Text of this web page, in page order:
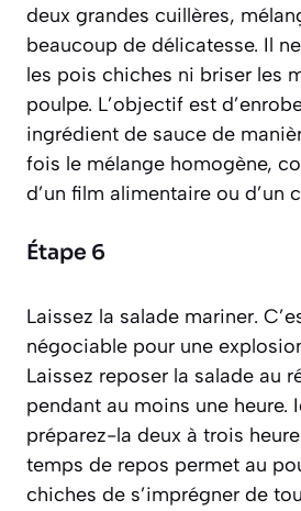
deux grandes cuillères,
beaucoup de délicatesse. Il
les pois chiches ni briser les
poulpe. L’objectif est
ingrédient de sauce de
fois le mélange homogène,
d’un film alimentaire ou d’un
Étape 6
Laissez la salade mariner.
négociable pour une
Laissez reposer la salade au
pendant au moins une heure.
préparez-la deux à trois
temps de repos permet au
chiches de s’imprégner de